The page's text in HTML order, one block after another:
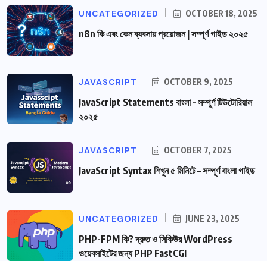
UNCATEGORIZED OCTOBER 18, 2025
n8n কি এবং কেন ব্যবসায় প্রয়োজন | সম্পূর্ণ গাইড ২০২৫
JAVASCRIPT OCTOBER 9, 2025
JavaScript Statements বাংলা – সম্পূর্ণ টিউটোরিয়াল
২০২৫
JAVASCRIPT OCTOBER 7, 2025
JavaScript Syntax শিখুন ৫ মিনিটে – সম্পূর্ণ বাংলা গাইড
UNCATEGORIZED JUNE 23, 2025
PHP-FPM কি? দ্রুত ও সিকিউর WordPress
ওয়েবসাইটের জন্য PHP FastCGI